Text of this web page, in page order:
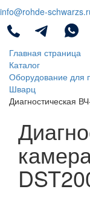
info@rohde-
Главная страница
Каталог
Оборудование для
Шварц
Диагностическая